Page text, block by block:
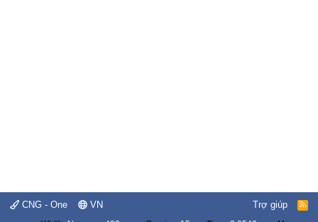
CNG - One VN Trợ giúp
R